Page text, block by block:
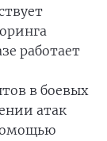
работает
в боевых
атак